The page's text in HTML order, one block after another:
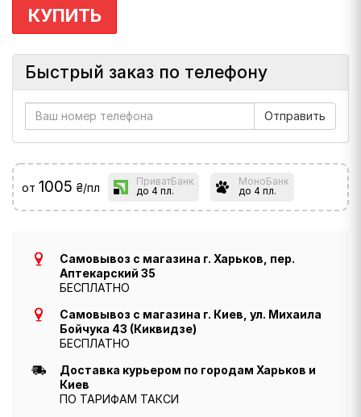
КУПИТЬ
Быстрый заказ по телефону
от 1005 ₴/пл
ПриватБанк
до 4 пл.
МоноБанк
до 4 пл.
Самовывоз с магазина г. Харьков, пер.
Аптекарский 35
БЕСПЛАТНО
Самовывоз с магазина г. Киев, ул. Михаила
Бойчука 43 (Киквидзе)
БЕСПЛАТНО
Доставка курьером по городам Харьков и
Киев
ПО ТАРИФАМ ТАКСИ